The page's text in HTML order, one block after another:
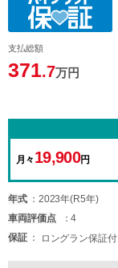
支払総額
371.7万円
月々 19,900円
年式 2023年(R5年)
車両評価点 4
保証
ロングラン保証付